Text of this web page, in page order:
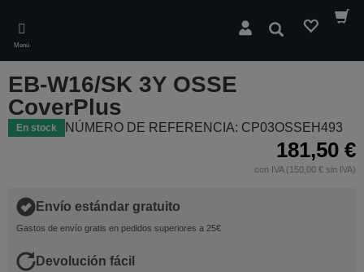
main
content
Menú
Buscar
EB-W16/SK 3Y OSSE
CoverPlus
En stock NÚMERO DE REFERENCIA: CP03OSSEH493
181,50 €
con IVA (150,00 € sin IVA)
Envío estándar gratuito
Gastos de envío gratis en pedidos superiores a 25€
Devolución fácil